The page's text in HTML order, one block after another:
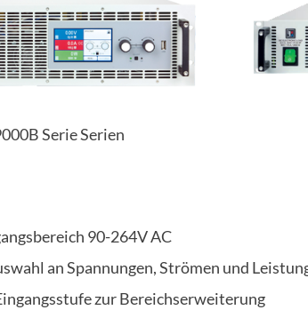
Serie Serien
90-264V AC
an Spannungen, Strömen und
zur Bereichserweiterung